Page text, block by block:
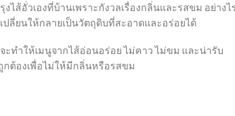
ไส้อั่วเองที่บ้านเพราะกังวลเรื่องกลิ่นและรสขม อย่างไ
ลี่ยนให้กลายเป็นวัตถุดิบที่สะอาดและอร่อยได้
ทำให้เมนูจากไส้อ่อนอร่อย ไม่คาว ไม่ขม และน่ารับ
ต้องเพื่อไม่ให้มีกลิ่นหรือรสขม